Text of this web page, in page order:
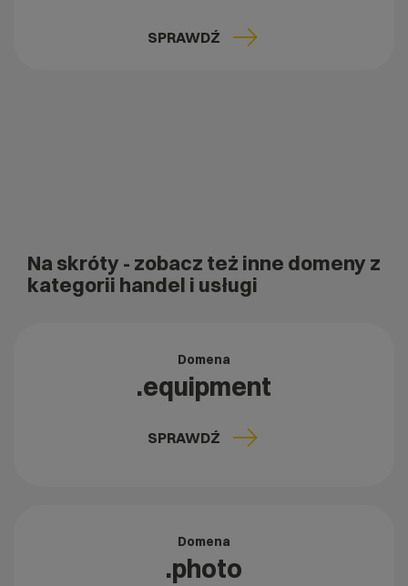
SPRAWDŹ
Na skróty - zobacz też inne domeny z
kategorii handel i usługi
Domena
.equipment
SPRAWDŹ
Domena
.photo